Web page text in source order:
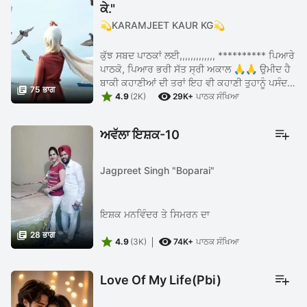
 75 ਭਾਗ
ਕੇ."
💫KARAMJEET KAUR KG💫
ਕੁੱਝ ਸਬਦ ਪਾਠਕਾਂ ਲਈ,,,,,,,,,,,,, ********** ਪਿਆਰੇ
ਪਾਠਕੋ, ਪਿਆਰ ਭਰੀ ਸੱਤ ਸ੍ਰੀ ਅਕਾਲ 🙏🙏 ਉਮੀਦ ਹੈ
ਬਾਕੀ ਕਹਾਣੀਆਂ ਦੀ ਤਰਾਂ ਇਹ ਵੀ ਕਹਾਣੀ ਤੁਹਾਨੂੰ ਪਸੰਦ
ਆਵੇਗੀ, ਕਹਾਣੀ ਪੜ੍ਹ ਕੇ ਆਪਣੇ ਵਿਚਾਰ ਜਰੂਰ ਦੱਸਣਾ!"
 4.9 (2K)  29K+ ਪਾਠਕ ਸੰਖਿਆ
 28 ਭਾਗ
ਅਵੱਲਾ ਇਸ਼ਕ-10
Jagpreet Singh "Boparai"
ਇਸ਼ਕ ਮਨਵਿੰਦਰ ਤੇ ਸਿਮਰਨ ਦਾ
 4.9 (3K)  74K+ ਪਾਠਕ ਸੰਖਿਆ
Love Of My Life(Pbi)